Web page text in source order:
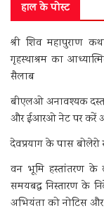
हाल के पोस्ट
श्री शिव महापुराण
गृहस्थाश्रम का
सैलाब
बीएलओ अनावश्यक
और ईआरओ नेट पर करें
देवप्रयाग के पास
वन भूमि हस्तांतरण के
समयबद्ध निस्तारण के
अभियंता को नोटिस